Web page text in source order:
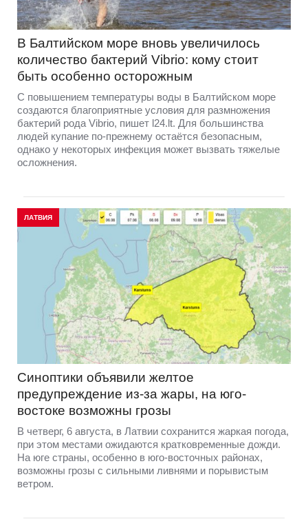
В Балтийском море вновь увеличилось
количество бактерий Vibrio: кому стоит
быть особенно осторожным
С повышением температуры воды в Балтийском море
создаются благоприятные условия для размножения
бактерий рода Vibrio, пишет l24.lt. Для большинства
людей купание по-прежнему остаётся безопасным,
однако у некоторых инфекция может вызвать тяжелые
осложнения.
ЛАТВИЯ
Синоптики объявили желтое
предупреждение из-за жары, на юго-
востоке возможны грозы
В четверг, 6 августа, в Латвии сохранится жаркая погода,
при этом местами ожидаются кратковременные дожди.
На юге страны, особенно в юго-восточных районах,
возможны грозы с сильными ливнями и порывистым
ветром.